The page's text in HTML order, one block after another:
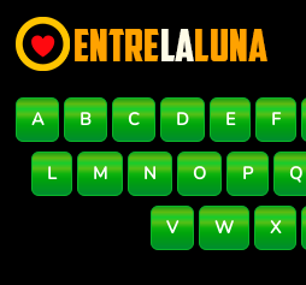
A B C D E F
L M N O P Q
V W X